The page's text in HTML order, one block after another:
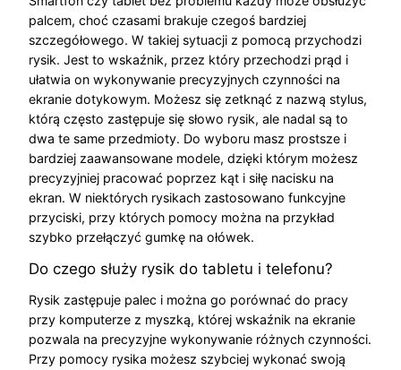
palcem, choć czasami brakuje czegoś bardziej
szczegółowego. W takiej sytuacji z pomocą przychodzi
rysik. Jest to wskaźnik, przez który przechodzi prąd i
ułatwia on wykonywanie precyzyjnych czynności na
ekranie dotykowym. Możesz się zetknąć z nazwą stylus,
którą często zastępuje się słowo rysik, ale nadal są to
dwa te same przedmioty. Do wyboru masz prostsze i
bardziej zaawansowane modele, dzięki którym możesz
precyzyjniej pracować poprzez kąt i siłę nacisku na
ekran. W niektórych rysikach zastosowano funkcyjne
przyciski, przy których pomocy można na przykład
szybko przełączyć gumkę na ołówek.
Do czego służy rysik do tabletu i telefonu?
Rysik zastępuje palec i można go porównać do pracy
przy komputerze z myszką, której wskaźnik na ekranie
pozwala na precyzyjne wykonywanie różnych czynności.
Przy pomocy rysika możesz szybciej wykonać swoją